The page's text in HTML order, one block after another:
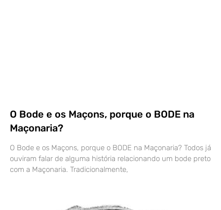
O Bode e os Maçons, porque o BODE na
Maçonaria?
O Bode e os Maçons, porque o BODE na Maçonaria? Todos já
ouviram falar de alguma história relacionando um bode preto
com a Maçonaria. Tradicionalmente,